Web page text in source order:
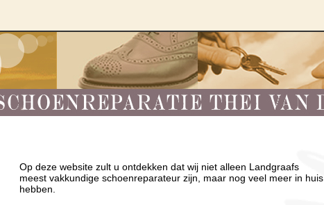
Op deze website zult u ontdekken dat wij niet alleen Landgraafs
meest vakkundige schoenreparateur zijn, maar nog veel meer in huis
hebben.